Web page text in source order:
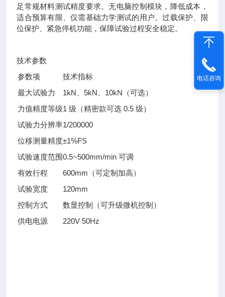
足常规材料测试精度要求。无电脑控制模块，降低成本，
适合预算有限、仅需基础力学测试的用户。过载保护、限
位保护、紧急停机功能，保障试验过程安全稳定。
技术参数
参数项
技术指标
最大试验力
1kN、5kN、10kN（可选）
力值精度等级1 级（精密款可选 0.5 级）
试验力分辨率1/200000
位移测量精度±1%FS
试验速度范围0.5~500mm/min 可调
有效行程
600mm（可定制加高）
试验宽度
120mm
控制方式
数显控制（可升级微机控制）
供电电源
220V 50Hz
电话咨询